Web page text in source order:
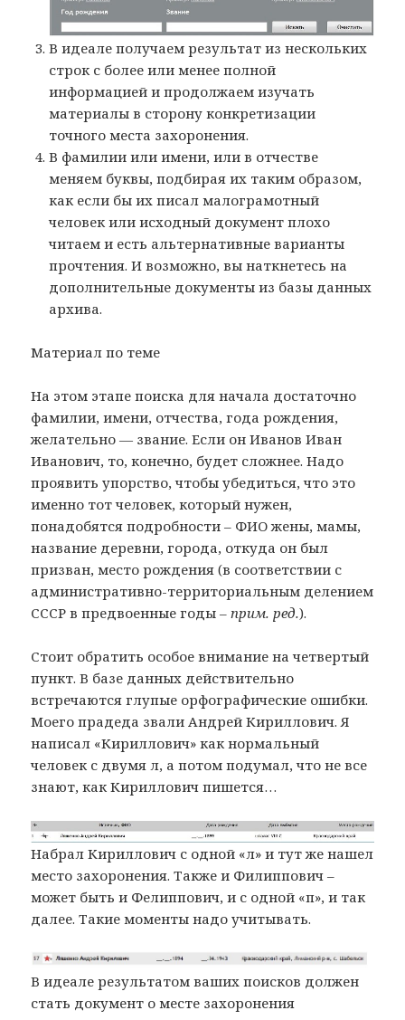
В идеале получаем результат из нескольких
строк с более или менее полной
информацией и продолжаем изучать
материалы в сторону конкретизации
точного места захоронения.
В фамилии или имени, или в отчестве
меняем буквы, подбирая их таким образом,
как если бы их писал малограмотный
человек или исходный документ плохо
читаем и есть альтернативные варианты
прочтения. И возможно, вы наткнетесь на
дополнительные документы из базы данных
архива.
Материал по теме
На этом этапе поиска для начала достаточно
фамилии, имени, отчества, года рождения,
желательно — звание. Если он Иванов Иван
Иванович, то, конечно, будет сложнее. Надо
проявить упорство, чтобы убедиться, что это
именно тот человек, который нужен,
понадобятся подробности – ФИО жены, мамы,
название деревни, города, откуда он был
призван, место рождения (в соответствии с
административно-территориальным делением
СССР в предвоенные годы – прим. ред.).
Стоит обратить особое внимание на четвертый
пункт. В базе данных действительно
встречаются глупые орфографические ошибки.
Моего прадеда звали Андрей Кириллович. Я
написал «Кириллович» как нормальный
человек с двумя л, а потом подумал, что не все
знают, как Кириллович пишется…
Набрал Кириллович с одной «л» и тут же нашел
место захоронения. Также и Филиппович –
может быть и Фелиппович, и с одной «п», и так
далее. Такие моменты надо учитывать.
В идеале результатом ваших поисков должен
стать документ о месте захоронения